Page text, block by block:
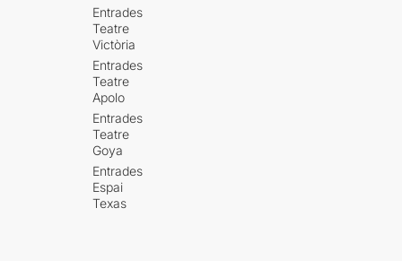
Entrades
Teatre
Victòria
Entrades
Teatre
Apolo
Entrades
Teatre
Goya
Entrades
Espai
Texas